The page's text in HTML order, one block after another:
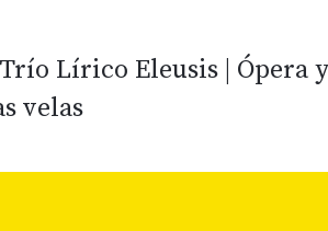
Trío Lírico Eleusis | Ópera
velas